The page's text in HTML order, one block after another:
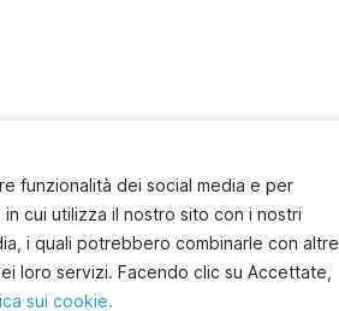
funzionalità dei social media e per
cui utilizza il nostro sito con i nostri
i quali potrebbero combinarle con altre
loro servizi. Facendo clic su Accettate,
sui cookie.